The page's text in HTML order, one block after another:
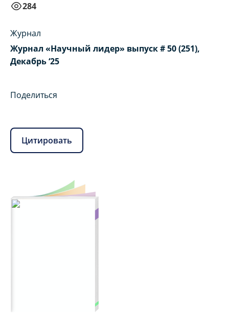
284
Журнал
Журнал «Научный лидер» выпуск # 50 (251),
Декабрь ‘25
Поделиться
Цитировать